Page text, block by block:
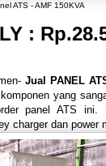
ATS - AMF 150KVA
:
Jual PANEL
yang
panel ATS ini.
charger dan power